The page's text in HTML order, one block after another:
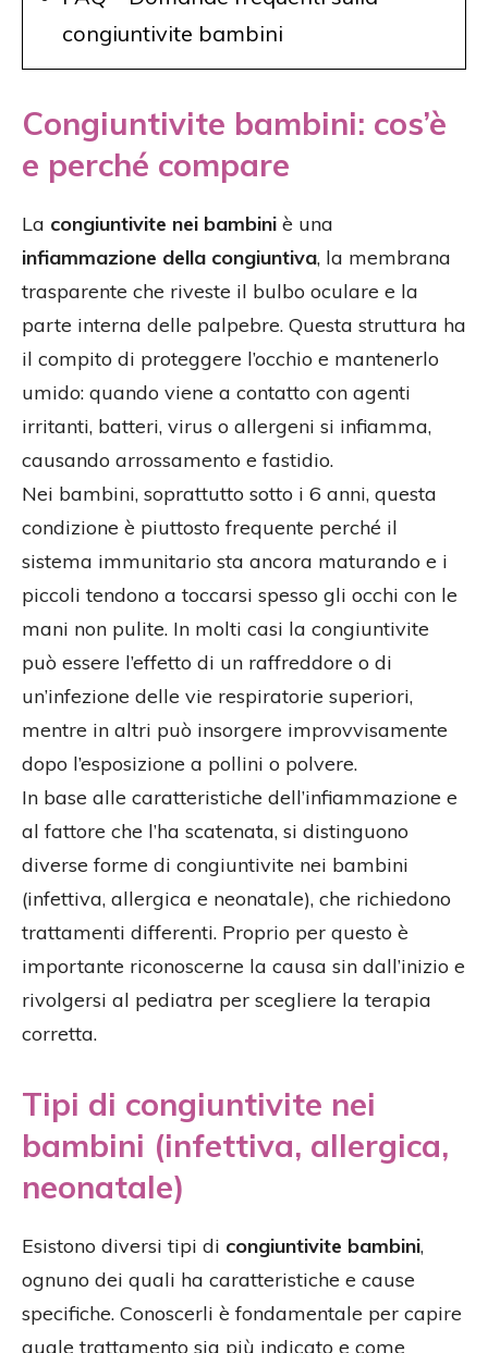
congiuntivite bambini
Congiuntivite bambini: cos’è
e perché compare
La congiuntivite nei bambini è una
infiammazione della congiuntiva, la membrana
trasparente che riveste il bulbo oculare e la
parte interna delle palpebre. Questa struttura ha
il compito di proteggere l’occhio e mantenerlo
umido: quando viene a contatto con agenti
irritanti, batteri, virus o allergeni si infiamma,
causando arrossamento e fastidio.
Nei bambini, soprattutto sotto i 6 anni, questa
condizione è piuttosto frequente perché il
sistema immunitario sta ancora maturando e i
piccoli tendono a toccarsi spesso gli occhi con le
mani non pulite. In molti casi la congiuntivite
può essere l’effetto di un raffreddore o di
un’infezione delle vie respiratorie superiori,
mentre in altri può insorgere improvvisamente
dopo l’esposizione a pollini o polvere.
In base alle caratteristiche dell’infiammazione e
al fattore che l’ha scatenata, si distinguono
diverse forme di congiuntivite nei bambini
(infettiva, allergica e neonatale), che richiedono
trattamenti differenti. Proprio per questo è
importante riconoscerne la causa sin dall’inizio e
rivolgersi al pediatra per scegliere la terapia
corretta.
Tipi di congiuntivite nei
bambini (infettiva, allergica,
neonatale)
Esistono diversi tipi di congiuntivite bambini,
ognuno dei quali ha caratteristiche e cause
specifiche. Conoscerli è fondamentale per capire
quale trattamento sia più indicato e come